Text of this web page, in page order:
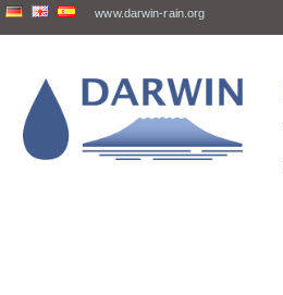
www.darwin-rain.org